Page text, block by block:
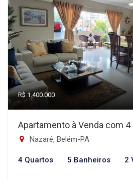
R$ 1.400.000
Apartamento à Venda com 4
Nazaré, Belém-PA
4 Quartos 5 Banheiros 2